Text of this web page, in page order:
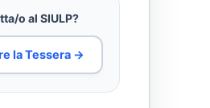
o al SIULP?
la Tessera →